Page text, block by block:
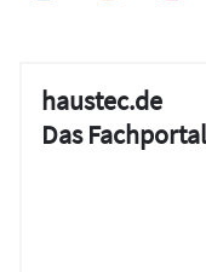
haustec.de
Das